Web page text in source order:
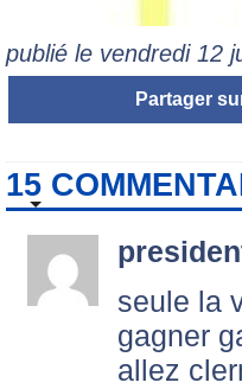
publié le vendredi 12
Partager
15
seule la
gagner
allez